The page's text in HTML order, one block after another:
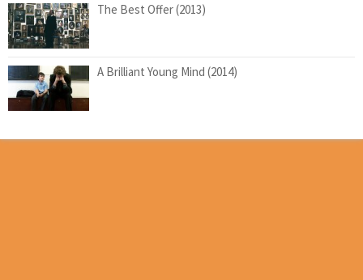
The Best Offer (2013)
A Brilliant Young Mind (2014)